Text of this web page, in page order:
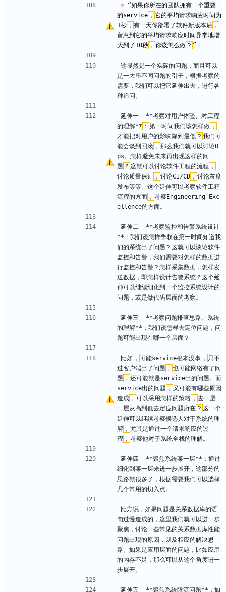
> “如果你所在的团队拥有一个重要
的service ， 它的平均请求响应时间为
1秒 ， 有一天你部署了软件新版本后 ，
留意到它的平均请求响应时间异常地增
大到了10秒 ， 你该怎么做 ？
这显然是一个实际的问题，而且可以
是一大串不同问题的引子，根据考察的
需要，我们可以把它延伸出去，进行各
种追问。
延伸一——**考察对用户体验、对工程
的理解** ： 第一时间我们该怎样做 ，
才能把对用户的影响降到最低 ？ 我们可
能会谈到回滚 ， 那么我们就可以讨论O
ps。怎样避免未来再出现这样的问
题 ？ 这就可以讨论软件工程的流程 ，
讨论质量保证 ， 讨论CI/CD ， 讨论灰度
发布等等。这个延伸可以考察软件工程
流程的方面 ， 考察Engineering Exc
ellence的方面。
延伸二——**考察监控和告警系统设计
**：我们该怎样争取在第一时间知道我
们的系统出了问题？这就可以谈论软件
监控和告警，我们需要对怎样的数据进
行监控和告警？怎样采集数据，怎样发
送数据，即怎样设计告警系统？这个延
伸可以继续细化到一个监控系统设计的
问题，或是做代码层面的考察。
延伸三——**考察问题排查思路、系统
的理解**：我们该怎样去定位问题，问
题可能出现在哪一个层面？
比如 ， 可能service根本没事 ， 只不
过客户端出了问题 ， 也可能网络有了问
题 ， 还可能就是service出的问题。而
service出的问题 ， 又可能有哪些原因
造成 ， 可以采用怎样的策略 ， 去一层
一层从高到低去定位问题所在 ？ 这一个
延伸可以继续考察候选人对于系统的理
解 ， 尤其是通过一个请求响应的过
程 ， 考察他对于系统全栈的理解。
延伸四——**聚焦系统某一层**：通过
细化到某一层来进一步展开，这部分的
思路就很多了，根据需要我们可以选择
几个常用的切入点。
比方说，如果问题是关系数据库的语
句过慢造成的，这里我们就可以进一步
聚焦，讨论一些常见的关系数据库性能
问题出现的原因，以及相应的解决思
路。如果是应用层面的问题，比如应用
的内存不足，那么可以从这个角度进一
步展开。
延伸五——**聚焦系统限流问题**：如